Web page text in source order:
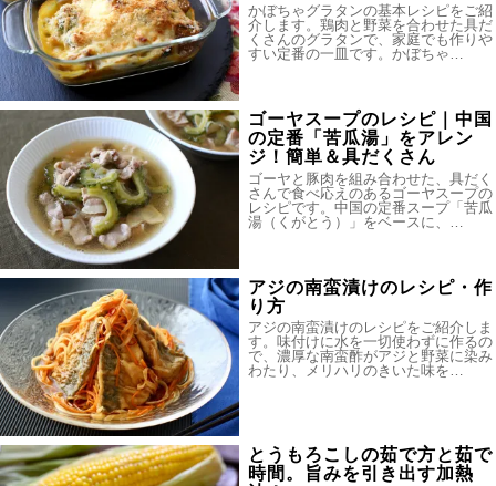
かぼちゃグラタンの基本レシピをご紹
介します。鶏肉と野菜を合わせた具だ
くさんのグラタンで、家庭でも作りや
すい定番の一皿です。かぼちゃ…
ゴーヤスープのレシピ｜中国
の定番「苦瓜湯」をアレン
ジ！簡単＆具だくさん
ゴーヤと豚肉を組み合わせた、具だく
さんで食べ応えのあるゴーヤスープの
レシピです。中国の定番スープ「苦瓜
湯（くがとう）」をベースに、…
アジの南蛮漬けのレシピ・作
り方
アジの南蛮漬けのレシピをご紹介しま
す。味付けに水を一切使わずに作るの
で、濃厚な南蛮酢がアジと野菜に染み
わたり、メリハリのきいた味を…
とうもろこしの茹で方と茹で
時間。旨みを引き出す加熱